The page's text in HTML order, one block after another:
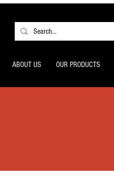
ABOUT US OUR PRODUCTS